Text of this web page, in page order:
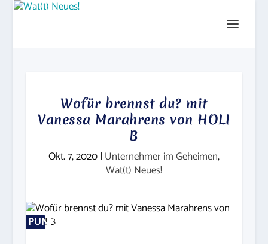
Wofür brennst du? mit
Vanessa Marahrens von HOLI
B
Okt. 7, 2020| Unternehmer im Geheimen,
Wat(t) Neues!
PUNKTZAHL
PUNKTZAHL